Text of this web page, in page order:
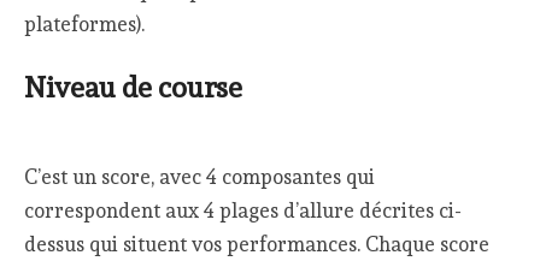
plateformes).
Niveau de course
C’est un score, avec 4 composantes qui
correspondent aux 4 plages d’allure décrites ci-
dessus qui situent vos performances. Chaque score